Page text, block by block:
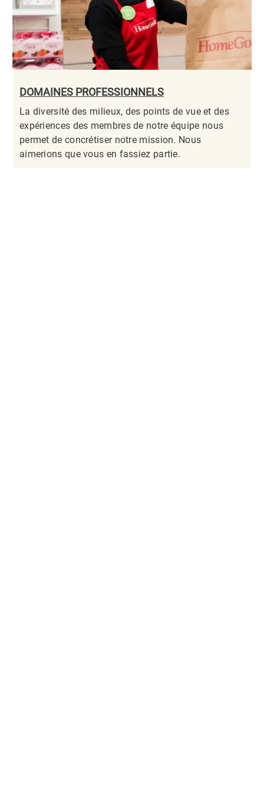
DOMAINES PROFESSIONNELS
La diversité des milieux, des points de vue et des
expériences des membres de notre équipe nous
permet de concrétiser notre mission. Nous
aimerions que vous en fassiez partie.​​​​​​​